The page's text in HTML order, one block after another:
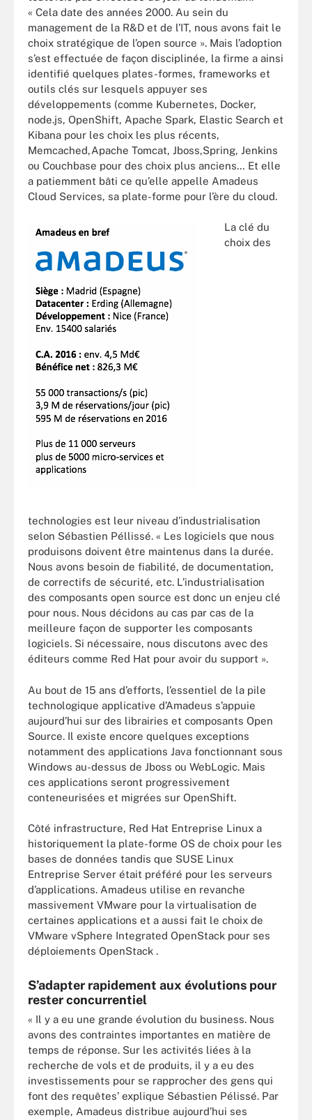
« Cela date des années 2000. Au sein du
management de la R&D et de l’IT, nous avons fait le
choix stratégique de l’open source ». Mais l’adoption
s’est effectuée de façon disciplinée, la firme a ainsi
identifié quelques plates-formes, frameworks et
outils clés sur lesquels appuyer ses
développements (comme Kubernetes, Docker,
node.js, OpenShift, Apache Spark, Elastic Search et
Kibana pour les choix les plus récents,
Memcached,Apache Tomcat, Jboss,Spring, Jenkins
ou Couchbase pour des choix plus anciens… Et elle
a patiemment bâti ce qu’elle appelle Amadeus
Cloud Services, sa plate-forme pour l’ère du cloud.
La clé du
choix des
technologies est leur niveau d’industrialisation
selon Sébastien Péllissé. « Les logiciels que nous
produisons doivent être maintenus dans la durée.
Nous avons besoin de fiabilité, de documentation,
de correctifs de sécurité, etc. L’industrialisation
des composants open source est donc un enjeu clé
pour nous. Nous décidons au cas par cas de la
meilleure façon de supporter les composants
logiciels. Si nécessaire, nous discutons avec des
éditeurs comme Red Hat pour avoir du support ».
Au bout de 15 ans d’efforts, l’essentiel de la pile
technologique applicative d’Amadeus s’appuie
aujourd’hui sur des librairies et composants Open
Source. Il existe encore quelques exceptions
notamment des applications Java fonctionnant sous
Windows au-dessus de Jboss ou WebLogic. Mais
ces applications seront progressivement
conteneurisées et migrées sur OpenShift.
Côté infrastructure, Red Hat Entreprise Linux a
historiquement la plate-forme OS de choix pour les
bases de données tandis que SUSE Linux
Entreprise Server était préféré pour les serveurs
d’applications. Amadeus utilise en revanche
massivement VMware pour la virtualisation de
certaines applications et a aussi fait le choix de
VMware vSphere Integrated OpenStack pour ses
déploiements OpenStack .
S’adapter rapidement aux évolutions pour
rester concurrentiel
« Il y a eu une grande évolution du business. Nous
avons des contraintes importantes en matière de
temps de réponse. Sur les activités liées à la
recherche de vols et de produits, il y a eu des
investissements pour se rapprocher des gens qui
font des requêtes’ explique Sébastien Pélissé. Par
exemple, Amadeus distribue aujourd’hui ses